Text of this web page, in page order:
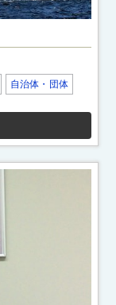
自治体・団体